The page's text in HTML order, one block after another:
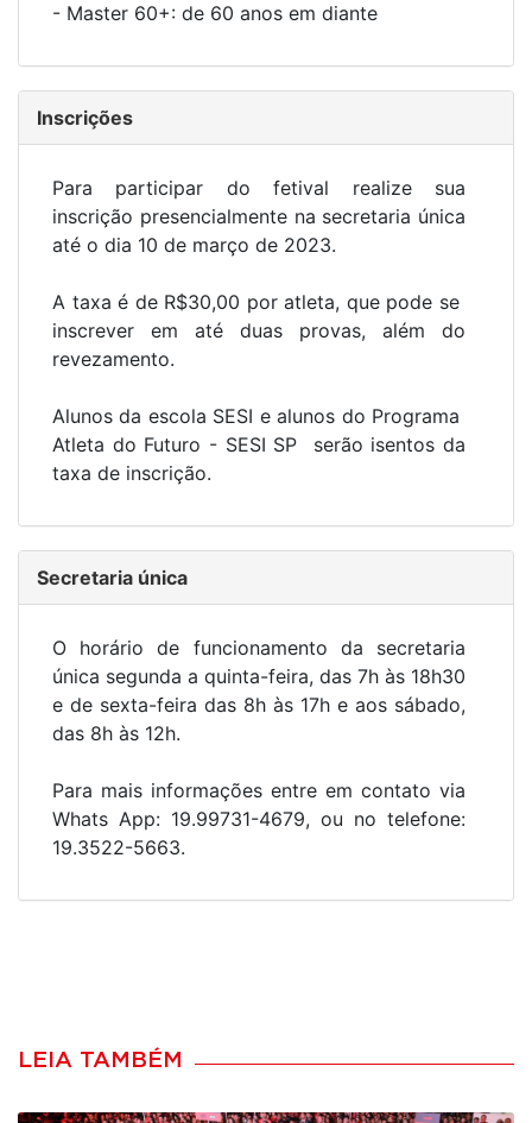
- Master 60+: de 60 anos em diante
Inscrições
Para participar do fetival realize sua
inscrição presencialmente na secretaria única
até o dia 10 de março de 2023.
A taxa é de R$30,00 por atleta, que pode se
inscrever em até duas provas, além do
revezamento.
Alunos da escola SESI e alunos do Programa
Atleta do Futuro - SESI SP serão isentos da
taxa de inscrição.
Secretaria única
O horário de funcionamento da secretaria
única segunda a quinta-feira, das 7h às 18h30
e de sexta-feira das 8h às 17h e aos sábado,
das 8h às 12h.
Para mais informações entre em contato via
Whats App: 19.99731-4679, ou no telefone:
19.3522-5663.
LEIA TAMBÉM